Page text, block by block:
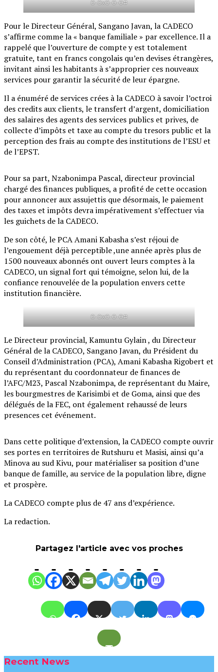
0-0x0-0-0#
Pour le Directeur Général, Sangano Javan, la CADECO
s’affirme comme la « banque familiale » par excellence. Il a
rappelé que l’ouverture de compte y est totalement
gratuite, tant en francs congolais qu’en devises étrangères,
invitant ainsi les habitants à s’approprier ces nouveaux
services pour garantir la sécurité de leur épargne.
Il a énuméré de services crées à la CADECO à savoir l’octroi
des credits aux clients, le transfert d’argent, domiciliation
des salaires des agents des services publics et prives, de
collecte d’impôts et taxe au compte du tresors public et la
perception des frais au compte des institutions de l’ESU et
de l’EPST.
Pour sa part, Nzabonimpa Pascal, directeur provincial
chargé des finances publiques, a profité de cette occasion
pour annoncer aux assujettis que désormais, le paiement
des taxes et impôts devra impérativement s’effectuer via
les guichets de la CADECO.
De son côté, le PCA Amani Kabasha s’est réjoui de
l’engouement déjà perceptible ,une année après plus de
1500 nouveaux abonnés ont ouvert leurs comptes à la
CADECO, un signal fort qui témoigne, selon lui, de la
confiance renouvelée de la population envers cette
institution financière.
0-0x0-0-0#
Le Directeur provincial, Kamuntu Gylain , du Directeur
Général de la CADECO, Sangano Javan, du Président du
Conseil d’Administration (PCA), Amani Kabasha Rigobert et
du représentant du coordonnateur de finances de
l’AFC/M23, Pascal Nzabonimpa, de représentant du Maire,
les bourgmestres de Karisimbi et de Goma, ainsi que des
délégués de la FEC, ont également rehaussé de leurs
presences cet événement.
Dans cette politique d’extension, la CADECO compte ouvrir
ses portes en territoires de Rutshuru et Masisi, ainsi qu’a
Minova au sud Kivu, pour matérialiser sa position d’une
banque de famille, au service de la population libre, digne
et prospère.
La CADECO compte plus de 47 ans d’expérience.
La redaction.
Partagez l'article avec vos proches
Recent News